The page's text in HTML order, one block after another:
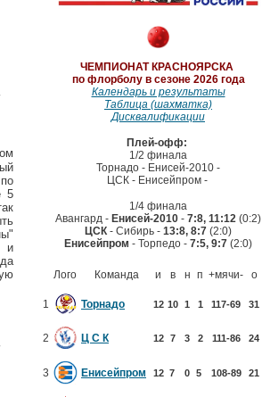
5
и
ЧЕМПИОНАТ КРАСНОЯРСКА
по флорболу в сезоне 2026 года
Календарь и результаты
Таблица (шахматка)
Дисквалификации
Плей-офф:
1/2 финала
Торнадо - Енисей-2010 -
ЦСК - Енисейпром-
1/4 финала
Авангард - Енисей-2010 - 7:8, 11:12 (0:2)
ЦСК - Сибирь - 13:8, 8:7 (2:0)
Енисейпром - Торпедо - 7:5, 9:7 (2:0)
Лого Команда и в н п +мячи- о
1 Торнадо 12 10 1 1 117-69 31
2 Ц С К 12 7 3 2 111-86 24
3 Енисейпром 12 7 0 5 108-89 21